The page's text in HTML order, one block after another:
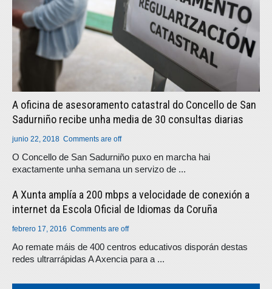
A oficina de asesoramento catastral do Concello de San
Sadurniño recibe unha media de 30 consultas diarias
junio 22, 2018 Comments are off
O Concello de San Sadurniño puxo en marcha hai
exactamente unha semana un servizo de ...
A Xunta amplía a 200 mbps a velocidade de conexión a
internet da Escola Oficial de Idiomas da Coruña
febrero 17, 2016 Comments are off
Ao remate máis de 400 centros educativos disporán destas
redes ultrarrápidas A Axencia para a ...